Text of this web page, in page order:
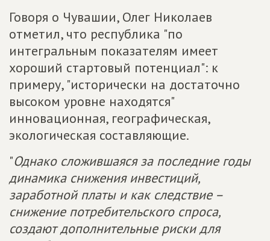
Говоря о Чувашии, Олег Николаев
отметил, что республика "по
интегральным показателям имеет
хороший стартовый потенциал": к
примеру, "исторически на достаточно
высоком уровне находятся"
инновационная, географическая,
экологическая составляющие.
"Однако сложившаяся за последние годы
динамика снижения инвестиций,
заработной платы и как следствие –
снижение потребительского спроса,
создают дополнительные риски для